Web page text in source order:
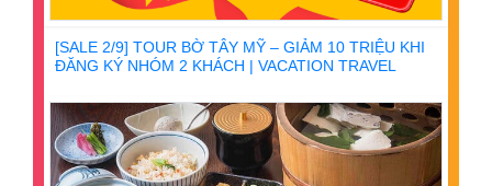
[SALE 2/9] TOUR BỜ TÂY MỸ – GIẢM 10 TRIỆU KHI
ĐĂNG KÝ NHÓM 2 KHÁCH | VACATION TRAVEL